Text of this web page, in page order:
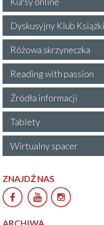
Dyskusyjny Klub Książki
Różowa skrzyneczka
Reading with passion
Źródła informacji
Tablety
Wirtualny spacer
ZNAJDŹ NAS